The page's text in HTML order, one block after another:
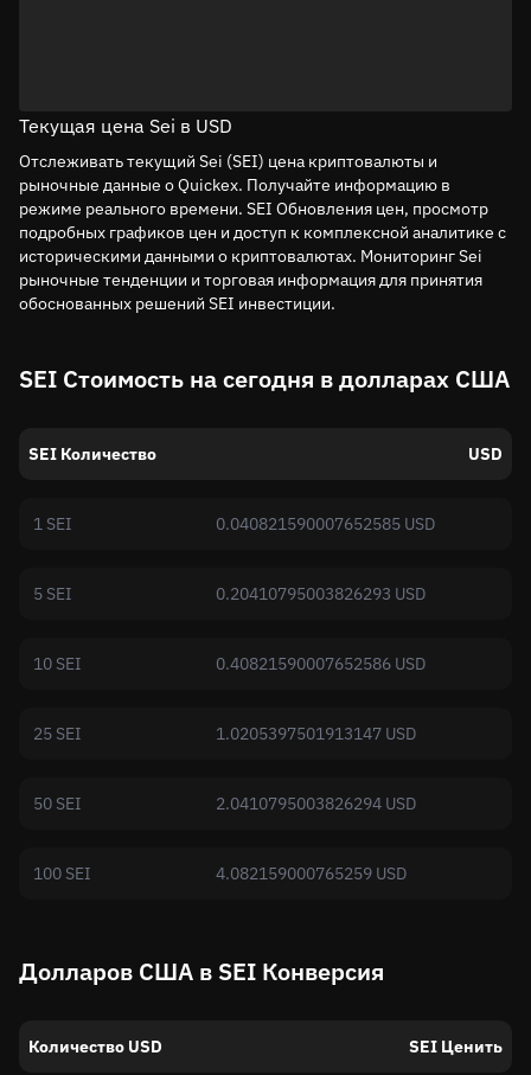
Текущая цена Sei в USD
Отслеживать текущий Sei (SEI) цена криптовалюты и
рыночные данные о Quickex. Получайте информацию в
режиме реального времени. SEI Обновления цен, просмотр
подробных графиков цен и доступ к комплексной аналитике с
историческими данными о криптовалютах. Мониторинг Sei
рыночные тенденции и торговая информация для принятия
обоснованных решений SEI инвестиции.
SEI Стоимость на сегодня в долларах США
SEI Количество USD
1 SEI 0.040821590007652585 USD
5 SEI 0.20410795003826293 USD
10 SEI 0.40821590007652586 USD
25 SEI 1.0205397501913147 USD
50 SEI 2.0410795003826294 USD
100 SEI 4.082159000765259 USD
Долларов США в SEI Конверсия
Количество USD SEI Ценить